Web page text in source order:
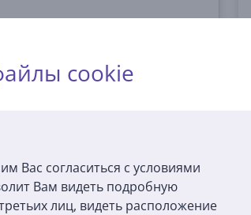
cookie
Вас согласиться с условиями
Вам видеть подробную
лиц, видеть расположение